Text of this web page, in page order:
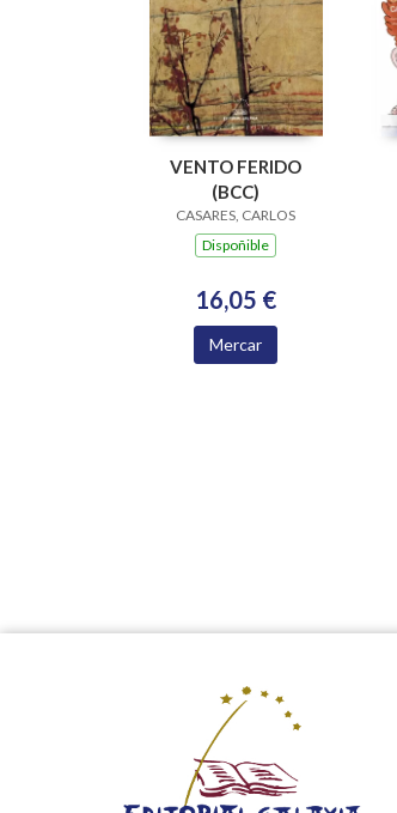
VENTO FERIDO
(BCC)
CASARES, CARLOS
Dispoñible
16,05 €
Mercar